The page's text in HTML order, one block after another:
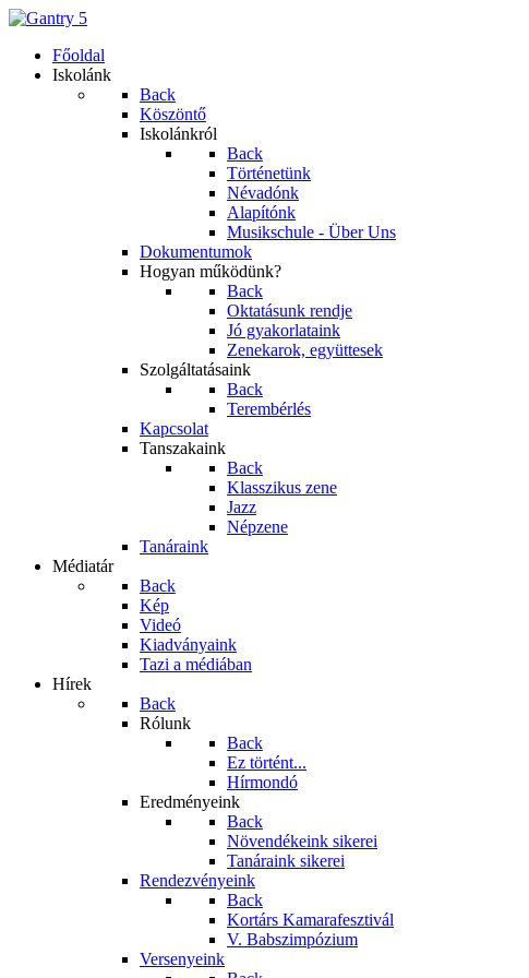
Főoldal
Iskolánk
Back
Köszöntő
Iskolánkról
Back
Történetünk
Névadónk
Alapítónk
Musikschule - Über Uns
Dokumentumok
Hogyan működünk?
Back
Oktatásunk rendje
Jó gyakorlataink
Zenekarok, együttesek
Szolgáltatásaink
Back
Terembérlés
Kapcsolat
Tanszakaink
Back
Klasszikus zene
Jazz
Népzene
Tanáraink
Médiatár
Back
Kép
Videó
Kiadványaink
Tazi a médiában
Hírek
Back
Rólunk
Back
Ez történt...
Hírmondó
Eredményeink
Back
Növendékeink sikerei
Tanáraink sikerei
Rendezvényeink
Back
Kortárs Kamarafesztivál
V. Babszimpózium
Versenyeink